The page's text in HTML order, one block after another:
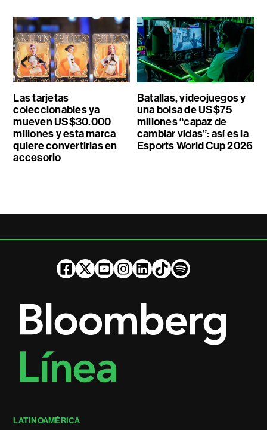
Las tarjetas
coleccionables ya
mueven US$30.000
millones y esta marca
quiere convertirlas en
accesorio
Batallas, videojuegos y
una bolsa de US$75
millones “capaz de
cambiar vidas”: así es la
Esports World Cup 2026
LATINOAMÉRICA